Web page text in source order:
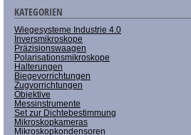
KATEGORIEN
Wiegesysteme Industrie 4.0
Inversmikroskope
Präzisionswaagen
Polarisationsmikroskope
Halterungen
Biegevorrichtungen
Zugvorrichtungen
Objektive
Messinstrumente
Set zur Dichtebestimmung
Mikroskopkameras
Mikroskopkondensoren